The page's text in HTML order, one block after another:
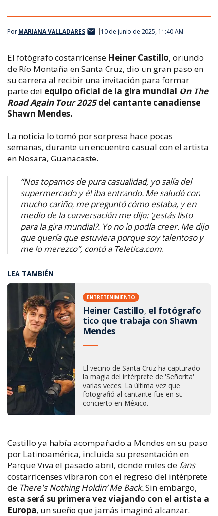
Por MARIANA VALLADARES 10 de junio de 2025, 11:40 AM
El fotógrafo costarricense Heiner Castillo, oriundo
de Río Montaña en Santa Cruz, dio un gran paso en
su carrera al recibir una invitación para formar
parte del equipo oficial de la gira mundial On The
Road Again Tour 2025del cantante canadiense
Shawn Mendes.
La noticia lo tomó por sorpresa hace pocas
semanas, durante un encuentro casual con el artista
en Nosara, Guanacaste.
“Nos topamos de pura casualidad, yo salía del
supermercado y él iba entrando. Me saludó con
mucho cariño, me preguntó cómo estaba, y en
medio de la conversación me dijo: ‘¿estás listo
para la gira mundial?. Yo no lo podía creer. Me dijo
que quería que estuviera porque soy talentoso y
me lo merezco”, contó a Teletica.com.
LEA TAMBIÉN
ENTRETENIMIENTO
Heiner Castillo, el fotógrafo
tico que trabaja con Shawn
Mendes
El vecino de Santa Cruz ha capturado
la magia del intérprete de 'Señorita'
varias veces. La última vez que
fotografió al cantante fue en su
concierto en México.
Castillo ya había acompañado a Mendes en su paso
por Latinoamérica, incluida su presentación en
Parque Viva el pasado abril, donde miles de fans
costarricenses vibraron con el regreso del intérprete
de There's Nothing Holdin’ Me Back.Sin embargo,
esta será su primera vez viajando con el artista a
Europa, un sueño que jamás imaginó alcanzar.